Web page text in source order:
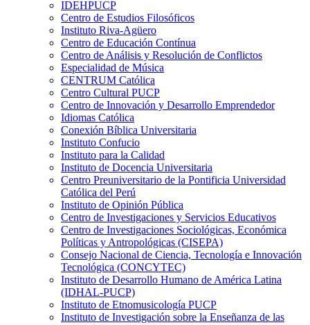
IDEHPUCP
Centro de Estudios Filosóficos
Instituto Riva-Agüero
Centro de Educación Contínua
Centro de Análisis y Resolución de Conflictos
Especialidad de Música
CENTRUM Católica
Centro Cultural PUCP
Centro de Innovación y Desarrollo Emprendedor
Idiomas Católica
Conexión Bíblica Universitaria
Instituto Confucio
Instituto para la Calidad
Instituto de Docencia Universitaria
Centro Preuniversitario de la Pontificia Universidad
Católica del Perú
Instituto de Opinión Pública
Centro de Investigaciones y Servicios Educativos
Centro de Investigaciones Sociológicas, Económica
Políticas y Antropológicas (CISEPA)
Consejo Nacional de Ciencia, Tecnología e Innovación
Tecnológica (CONCYTEC)
Instituto de Desarrollo Humano de América Latina
(IDHAL-PUCP)
Instituto de Etnomusicología PUCP
Instituto de Investigación sobre la Enseñanza de las